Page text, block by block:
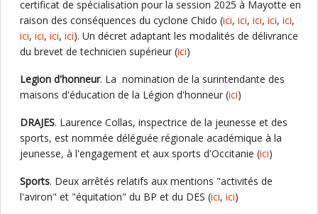
certificat de spécialisation pour la session 2025 à Mayotte en
raison des conséquences du cyclone Chido (ici, ici, ici, ici, ici,
ici, ici, ici, ici). Un décret adaptant les modalités de délivrance
du brevet de technicien supérieur (ici)
Legion d'honneur. La nomination de la surintendante des
maisons d'éducation de la Légion d'honneur (ici)
DRAJES. Laurence Collas, inspectrice de la jeunesse et des
sports, est nommée déléguée régionale académique à la
jeunesse, à l'engagement et aux sports d'Occitanie (ici)
Sports. Deux arrêtés relatifs aux mentions "activités de
l'aviron" et "équitation" du BP et du DES (ici, ici)